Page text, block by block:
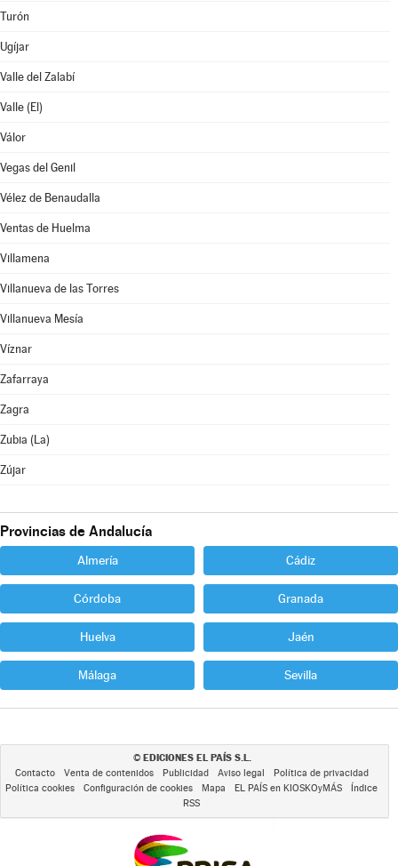
Turón
Ugíjar
Valle del Zalabí
Valle (El)
Válor
Vegas del Genil
Vélez de Benaudalla
Ventas de Huelma
Villamena
Villanueva de las Torres
Villanueva Mesía
Víznar
Zafarraya
Zagra
Zubia (La)
Zújar
Provincias de Andalucía
Almería Cádiz
Córdoba Granada
Huelva Jaén
Málaga Sevilla
© EDICIONES EL PAÍS S.L.
Contacto Venta de contenidos Publicidad Aviso legal
Política de privacidad
Política cookies
Configuración de cookies Mapa EL PAÍS en KIOSKOyMÁS
Índice
RSS